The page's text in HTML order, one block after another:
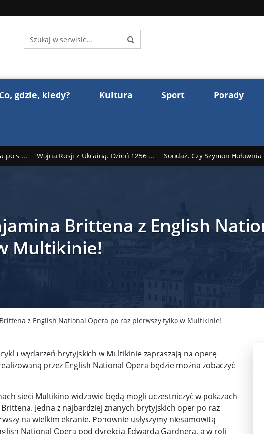
Co, gdzie, kiedy? Kultura Sport Porady
po s ... Wojna Rosji z Ukrainą. Dzień 1256 ... Sondaż: Czy Szymon
... TSUE uderza w plan Giorgii Meloni, by odsyłać imig ...
... Nowa metoda walki z kłusownictwem. Nosorożcom wstr ...
... Demokraci uczą się nowego języka. Wzorują się na D ...
...
... Wanda Traczyk-Stawska: Szczucie dziś na Niemców to ...
... Kard. Konrad Krajewski o słowach „Polska dla Polak ... Najstarsza
Brittena z English
Multikinie!
z English National Opera po raz pierwszy tylko w Multikinie!
wydarzeń brytyjskich w Multikinie zapraszają na operę
przez English National Opera będzie można zobaczyć
sieci Multikino widzowie będą mogli uczestniczyć w pokazach
Jedna z najbardziej znanych brytyjskich oper po raz
na wielkim ekranie. Ponownie usłyszymy niesamowitą
National Opera pod dyrekcją Edwarda Gardnera, a w roli